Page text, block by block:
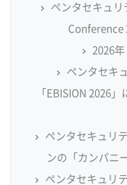
ペンタセキュ
Conference
2026
ペンタセキ
「EBISION 2026
ペンタセキュリ
ンの「カンパニ
ペンタセキュリ